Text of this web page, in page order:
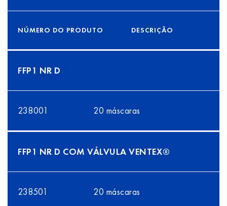
NÚMERO DO PRODUTO DESCRIÇÃO
FFP1 NR D
238001 20 máscaras
FFP1 NR D COM VÁLVULA VENTEX®
238501 20 máscaras